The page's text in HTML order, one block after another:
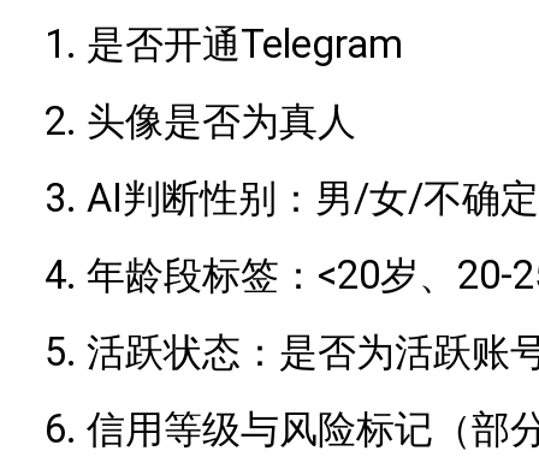
1. 是否开通Telegram
2. 头像是否为真人
3. AI判断性别：男/女/不确定
4. 年龄段标签： <20岁、20-
5. 活跃状态：是否为活跃账
6. 信用等级与风险标记（部